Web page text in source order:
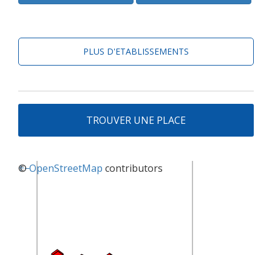
PLUS D'ETABLISSEMENTS
TROUVER UNE PLACE
+−
©OpenStreetMap contributors